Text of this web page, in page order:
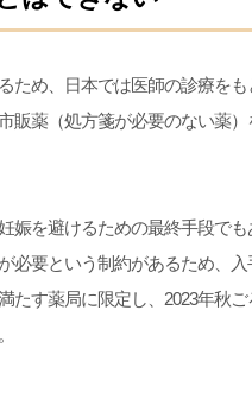
ため、日本では医師の診療を
販薬（処方箋が必要のない薬
娠を避けるための最終手段で
必要という制約があるため、
たす薬局に限定し、2023年秋